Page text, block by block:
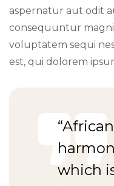
aspernatur aut odit
consequuntur
voluptatem sequi
est, qui dolorem
which